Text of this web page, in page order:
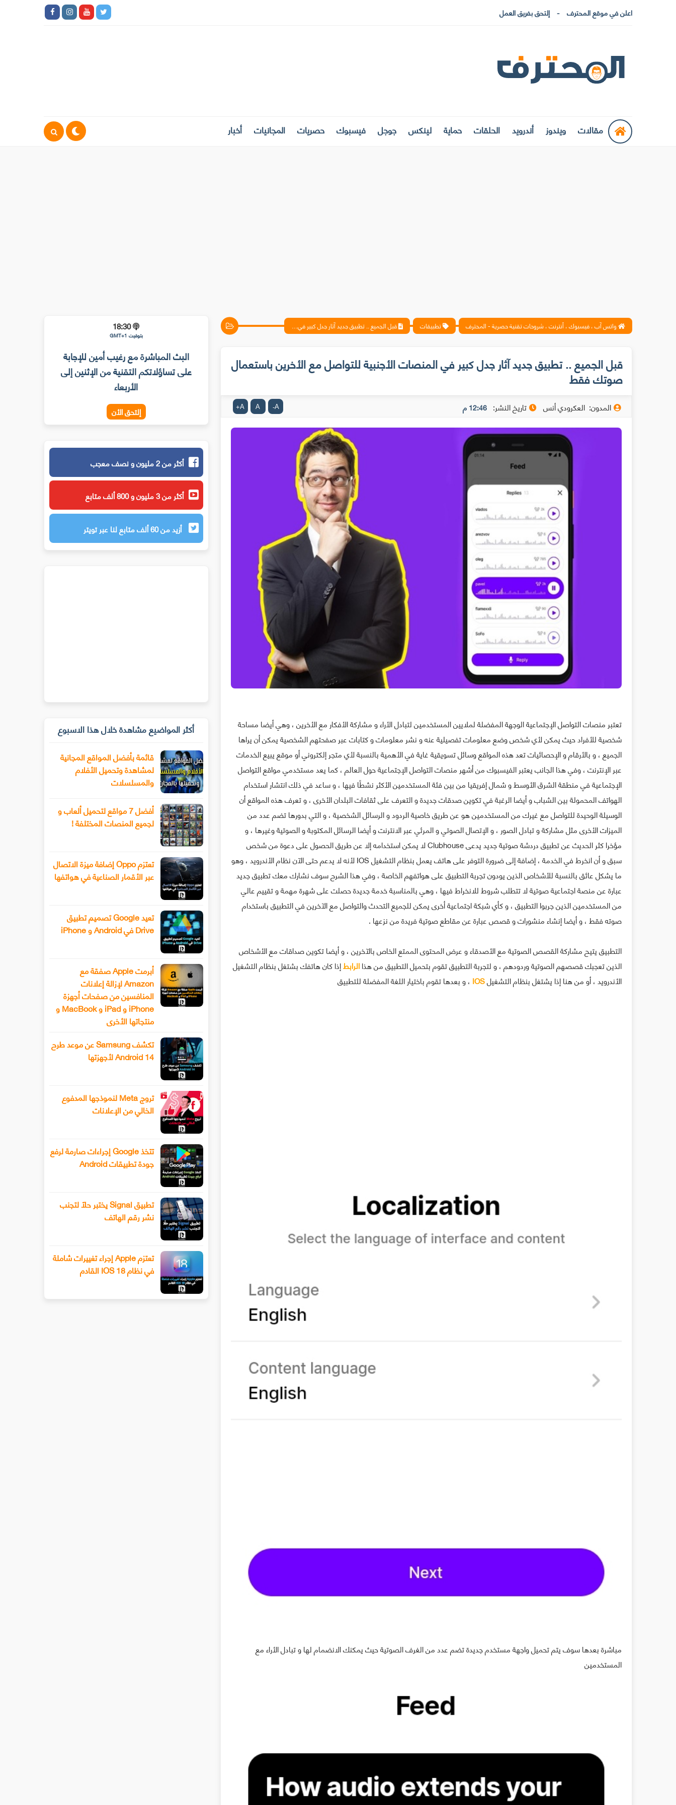
اعلن في موقع المحترف إلتحق بفريق العمل
مقالات ويندوز أندرويد الحلقات حماية لينكس جوجل فيسبوك حصريات المجانيات أخبار
واتس آب ، فيسبوك ، أنترنت ، شروحات تقنية حصرية - المحترف تطبيقات قبل الجميع .. تطبيق جديد آثار جدل كبير في المنصات الأجنبية للتواصل مع الأخرين باستعمال صوتك فقط
قبل الجميع .. تطبيق جديد آثار جدل كبير في المنصات الأجنبية للتواصل مع الأخرين باستعمال
صوتك فقط
المدون: العكرودي أنس تاريخ النشر: 12:46 م A
-
A
A
+
تعتبر منصات التواصل الإجتماعية الوجهة المفضلة لملايين المستخدمين لتبادل الأراء و مشاركة الأفكار مع الأخرين ، وهي أيضا مساحة
شخصية ﻟﻸﻓﺮﺍﺩ حيث ﻳﻤﻜﻦ لأي شخص ﻭﺿﻊ ﻣﻌﻠﻮﻣﺎﺕ ﺗﻔﺼﻴﻠﻴﺔ عنه و ﻧﺸﺮ ﻣﻌﻠﻮﻣﺎﺕ ﻭ ﻛﺘﺎﺑﺎﺕ ﻋﺒﺮ ﺻﻔﺤﺘﻬﻢ ﺍﻟﺸﺨﺼﻴﺔ ﻳﻤﻜﻦ أﻥ ﻳﺮﺍﻫﺎ
الجميع ، و بالأرقام و الإحصائيات تعد هذه المواقع ﻭﺳﺎﺋﻞ ﺗﺴﻮﻳﻘﻴﺔ ﻏﺎﻳﺔ ﻓﻲ ﺍﻷﻫﻤﻴﺔ ﺑﺎﻟﻨﺴﺒﺔ ﻷﻱ ﻣﺘﺠﺮ ﺇﻟﻜﺘﺮﻭﻧﻲ ﺃﻭ ﻣﻮﻗﻊ يبيع الخدمات
ﻋﺒﺮ ﺍﻹﻧﺘﺮﻧﺖ ، وفي هذا الجانب ﻳﻌﺘﺒﺮ ﺍﻟﻔﻴﺴﺒﻮﻙ ﻣﻦ أﺷﻬﺮ ﻣﻨﺼﺎﺕ ﺍﻟﺘﻮﺍﺻﻞ الإجتماعية ﺣﻮﻝ ﺍﻟﻌﺎﻟﻢ ، كما يعد ﻣﺴﺘﺨﺪﻣﻲ ﻣﻮﺍﻗﻊ ﺍﻟﺘﻮﺍﺻﻞ
الإجتماعية ﻓﻲ ﻣﻨﻄﻘﺔ ﺍﻟﺸﺮﻕ ﺍﻷﻭﺳﻂ ﻭ ﺷﻤﺎﻝ ﺇﻓﺮﻳﻘﻴﺎ ﻣﻦ ﺑﻴﻦ فئة ﺍﻟﻤﺴﺘﺨﺪﻣﻴﻦ الأكثر ﻧﺸﻃًﺎ فيها ، و ساعد في ذلك ﺍﻧﺘﺸﺎﺭ ﺍﺳﺘﺨﺪﺍﻡ
ﺍﻟﻬﻮﺍﺗﻒ ﺍﻟﻤﺤﻤﻮﻟﺔ بين الشباب و أيضا الرغبة في تكوين صدقات جديدة و التعرف على ثقافات البلدان الأخرى ، و تعرف هذه المواقع أن
الوسيلة الوحيدة للتواصل مع غيرك من المستخدمين هو عن طريق خاصية الردود و الرسائل الشخصية ، و التي بدورها تضم عدد من
الميزات الأخرى مثل مشاركة و تبادل الصور ، و الإتصال الصوتي و المرئي عبر الانترنت و أيضا الرسائل المكتوبة و الصوتية وغيرها ، و
مؤخرا ﻛﺜﺮ ﺍﻟﺤﺪﻳﺚ ﻋﻦ ﺗﻄﺒﻴﻖ ﺩﺭﺩﺷﺔ صوتية ﺟﺪﻳﺪ ﻳﺪﻋﻰ Clubhouse‏ ﻻ ﻳﻤﻜﻦ استخدامه ﺇﻻ عن طريق الحصول على دعوة من شخص
سبق و أن انخرط في الخدمة ، إضافة إلى ضرورة التوفر على هاتف يعمل بنظام التشغيل IOS لأنه لا يدعم حتى الآن نظام الأندرويد ، وهو
ما يشكل عائق بالنسبة للأشخاص الذين يودون تجربة التطبيق على هواتفهم الخاصة ، وفي هذا الشرح سوف نشارك معك تطبيق جديد
عبارة عن منصة اجتماعية صوتية لا تتطلب شروط للانخراط فيها ، وهي بالمناسبة خدمة جديدة حصلت على شهرة مهمة و تقييم عالي
من المستخدمين الذين جربوا التطبيق ، و كأي شبكة اجتماعية أخرى يمكن للجميع التحدث والتواصل مع الآخرين في التطبيق باستخدام
صوته فقط ، و أيضا إنشاء منشورات و قصص عبارة عن مقاطع صوتية فريدة من نزعها .
التطبيق يتيح مشاركة القصص الصوتية مع الأصدقاء و عرض المحتوى الممتع الخاص بالآخرين ، و أيضا تكوين صداقات مع الأشخاص
الذين تعجبك قصصهم الصوتية وردودهم ، و لتجربة التطبيق تقوم بتحميل التطبيق من هذاالرابطإذا كان هاتفك بشتغل بنظام التشغيل
الأندرويد ، أو من هنا إذا يشتغل بنظام التشغيلIOS ، و بعدها تقوم باختيار اللغة المفضلة للتطبيق
مباشرة بعدها سوف يتم تحميل واجهة مستخدم جديدة تضم عدد من الغرف الصوتية حيث يمكنك الانضمام لها و تبادل الأراء مع
المستخدمين
18:30
بتوقيت GMT+1
البث المباشرة مع رغيب أمين للإجابة
على تساؤلاتكم التقنية من الإثنين إلى
الأربعاء
إلتحق الأن
أكثر من 2 مليون و نصف معجب
أكثر من 3 مليون و 800 ألف متابع
أزيد من 60 ألف متابع لنا عبر تويتر
أكثر المواضيع مشاهدة خلال هذا الاسبوع
قائمة بأفضل المواقع المجانية
لمشاهدة وتحميل الأفلام
والمسلسلات
أفضل 7 مواقع لتحميل ألعاب و
لجميع المنصات المختلفة !
تعتزم Oppo إضافة ميزة الاتصال
عبر الأقمار الصناعية في هواتفها
تعيد Google تصميم تطبيق
Drive في Android و iPhone
أبرمت Apple صفقة مع
Amazon لإزالة إعلانات
المنافسين من صفحات أجهزة
iPhone و iPad و MacBook و
منتجاتها الأخرى
تكشف Samsung عن موعد طرح
Android 14 لأجهزتها
تروج Meta لنموذجها المدفوع
الخالي من الإعلانات
تتخذ Google إجراءات صارمة لرفع
جودة تطبيقات Android
تطبيق Signal يختبر حلًا لتجنب
نشر رقم الهاتف
تعتزم Apple إجراء تغييرات شاملة
في نظام IOS 18 القادم